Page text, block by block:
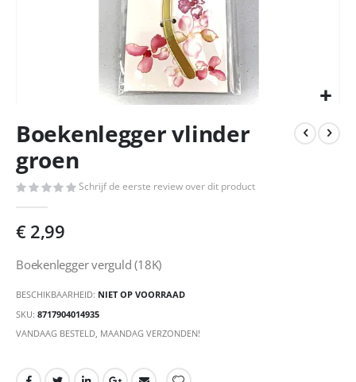
naar
het
begin
van
de
afbeeldingen-
gallerij
Boekenlegger vlinder
groen
Schrijf de eerste review over dit product
€ 2,99
Boekenlegger verguld (18K)
BESCHIKBAARHEID: NIET OP VOORRAAD
SKU 8717904014935
VANDAAG BESTELD, MAANDAG VERZONDEN!